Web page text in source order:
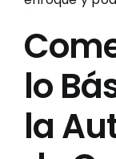
lo
la